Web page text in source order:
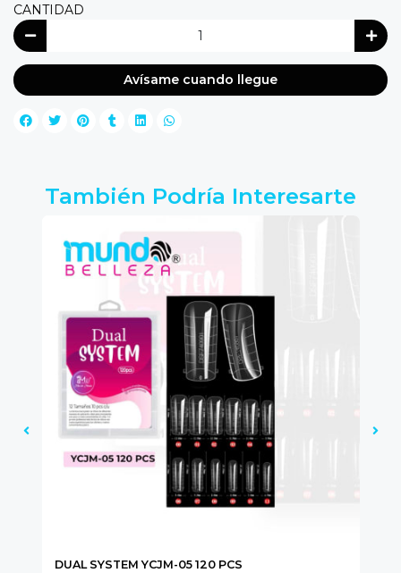
CANTIDAD
Avísame cuando llegue
También Podría Interesarte
DUAL SYSTEM YCJM-05 120 PCS